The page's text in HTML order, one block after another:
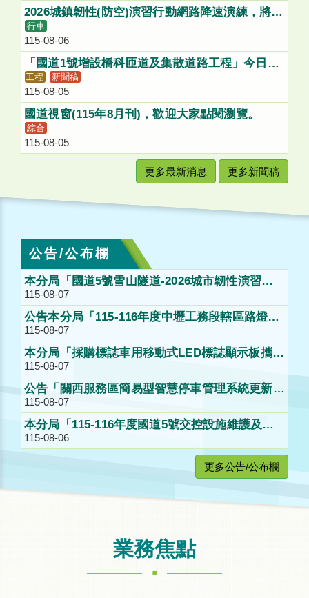
2026城鎮韌性(防空)演習行動網路降速演練，將影
響1968服務，請多加利用各類管道查詢國道路況
行車
115-08-06
「國道1號增設橋科匝道及集散道路工程」今日動
土，打造「大南方新矽谷」健全聯外路網
工程 新聞稿
115-08-05
國道視窗(115年8月刊)，歡迎大家點閱瀏覽。
綜合
115-08-05
更多最新消息 更多新聞稿
公告/公布欄
本分局「國道5號雪山隧道-2026城市韌性演習」
公告決標。
115-08-07
公告本分局「115-116年度中壢工務段轄區路燈巡
查維護及後續擴充工作」第2次公開招標。
115-08-07
本分局「採購標誌車用移動式LED標誌顯示板攜帶
型（含配置）」公開取得報價單公告。
115-08-07
公告「關西服務區簡易型智慧停車管理系統更新採
購案」第1次公開招標公告。
115-08-07
本分局「115-116年度國道5號交控設施維護及後
續擴充工作」案第2次公開招標公告。
115-08-06
更多公告/公布欄
業務焦點
.